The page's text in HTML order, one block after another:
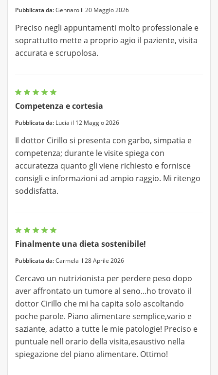
Pubblicata da:Gennaro il 20 Maggio 2026
Preciso negli appuntamenti molto professionale e
soprattutto mette a proprio agio il paziente, visita
accurata e scrupolosa.
Competenza e cortesia
Pubblicata da: Lucia il 12 Maggio 2026
Il dottor Cirillo si presenta con garbo, simpatia e
competenza; durante le visite spiega con
accuratezza quanto gli viene richiesto e fornisce
consigli e informazioni ad ampio raggio. Mi ritengo
soddisfatta.
Finalmente una dieta sostenibile!
Pubblicata da:Carmela il 28 Aprile 2026
Cercavo un nutrizionista per perdere peso dopo
aver affrontato un tumore al seno...ho trovato il
dottor Cirillo che mi ha capita solo ascoltando
poche parole. Piano alimentare semplice,vario e
saziante, adatto a tutte le mie patologie! Preciso e
puntuale nell orario della visita,esaustivo nella
spiegazione del piano alimentare. Ottimo!